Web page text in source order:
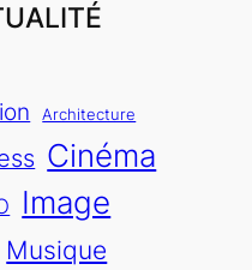
Architecture
Cinéma
Image
Musique